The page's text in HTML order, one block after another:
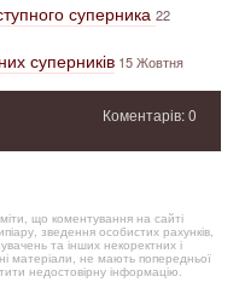
суперника 22
суперників 15 Жовтня
Коментарів: 0
що коментування на сайті
зведення особистих рахунків,
та інших некоректних і
матеріали, не мають попередньої
недостовірну інформацію.